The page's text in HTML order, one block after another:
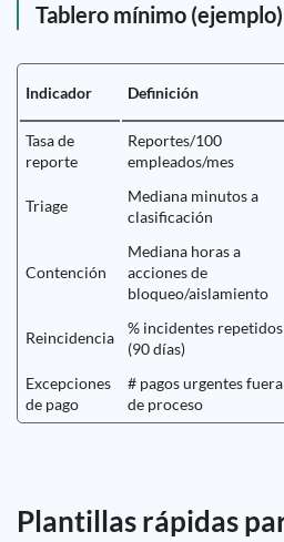
Tablero mínimo (ejemplo)
Indicador Definición
Tasa de
reporte
Reportes/100
empleados/mes
Triage
Mediana minutos a
clasificación
Contención
Mediana horas a
acciones de
bloqueo/aislamiento
Reincidencia
% incidentes repetidos
(90 días)
Excepciones
de pago
# pagos urgentes fuera
de proceso
Plantillas rápidas